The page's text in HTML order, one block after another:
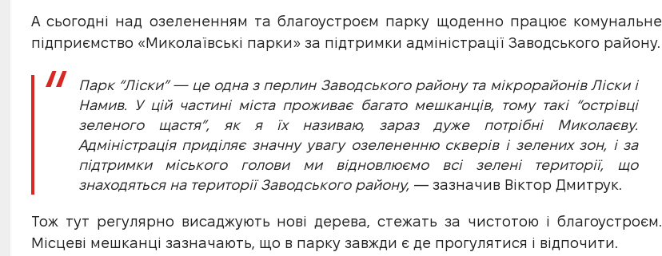
А сьогодні над озелененням та благоустроєм парку щоденно працює комунальне
підприємство «Миколаївські парки» за підтримки адміністрації Заводського району.
Парк “Ліски” — це одна з перлин Заводського району та мікрорайонів Ліски і
Намив. У цій частині міста проживає багато мешканців, тому такі “острівці
зеленого щастя”, як я їх називаю, зараз дуже потрібні Миколаєву.
Адміністрація приділяє значну увагу озелененню скверів і зелених зон, і за
підтримки міського голови ми відновлюємо всі зелені території, що
знаходяться на території Заводського району, — зазначив Віктор Дмитрук.
Тож тут регулярно висаджують нові дерева, стежать за чистотою і благоустроєм.
Місцеві мешканці зазначають, що в парку завжди є де прогулятися і відпочити.